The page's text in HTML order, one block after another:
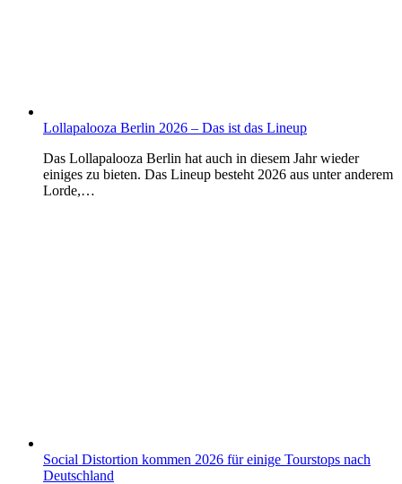
Lollapalooza Berlin 2026 – Das ist das Lineup
Das Lollapalooza Berlin hat auch in diesem Jahr wieder
einiges zu bieten. Das Lineup besteht 2026 aus unter anderem
Lorde,…
Social Distortion kommen 2026 für einige Tourstops nach
Deutschland